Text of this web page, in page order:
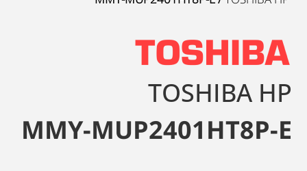
TOSHIBA HP
MMY-MUP2401HT8P-E